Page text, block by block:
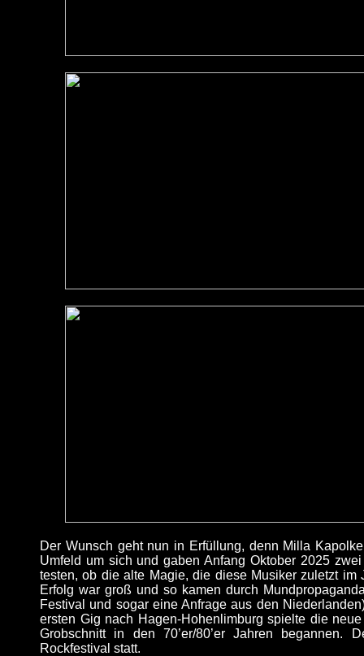
Der Wunsch geht nun in Erfüllung, denn Milla
Umfeld um sich und gaben Anfang Oktober 2025
testen, ob die alte Magie, die diese Musiker zuletzt
Erfolg war groß und so kamen durch
Festival und sogar eine Anfrage aus den
ersten Gig nach Hagen-Hohenlimburg spielte die
Grobschnitt in den 70’er/80’er Jahren begannen.
Rockfestival statt.